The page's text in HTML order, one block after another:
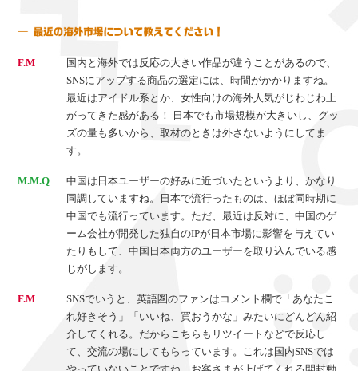
F.M
国内と海外では反応の大きい作品が違うことがあるので、
SNSにアップする商品の選定には、時間がかかりますね。
最近はアイドル系とか、女性向けの海外人気がじわじわ上
がってきた感がある！ 日本でも市場規模が大きいし、グッ
ズの量も多いから、取材のときは外さないようにしてま
す。
M.M.Q
中国は日本ユーザーの好みに近づいたというより、かなり
同調していますね。日本で流行ったものは、ほぼ同時期に
中国でも流行っています。ただ、最近は反対に、中国のゲ
ーム会社が開発した独自のIPが日本市場に影響を与えてい
たりもして、中国日本両方のユーザーを取り込んでいる感
じがします。
F.M
SNSでいうと、英語圏のファンはコメント欄で「あなたこ
れ好きそう」「いいね、買おうかな」みたいにどんどん紹
介してくれる。だからこちらもリツイートなどで反応し
て、交流の場にしてもらっています。これは国内SNSでは